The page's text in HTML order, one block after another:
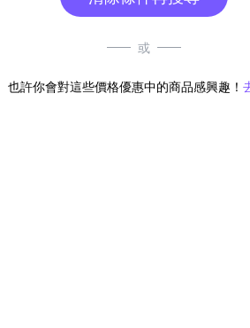
或
也許你會對這些價格優惠中的商品感興趣！